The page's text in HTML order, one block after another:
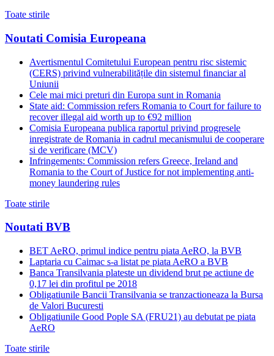
Toate stirile
Noutati Comisia Europeana
Avertismentul Comitetului European pentru risc sistemic
(CERS) privind vulnerabilitățile din sistemul financiar al
Uniunii
Cele mai mici preturi din Europa sunt in Romania
State aid: Commission refers Romania to Court for failure to
recover illegal aid worth up to €92 million
Comisia Europeana publica raportul privind progresele
inregistrate de Romania in cadrul mecanismului de cooperare
si de verificare (MCV)
Infringements: Commission refers Greece, Ireland and
Romania to the Court of Justice for not implementing anti-
money laundering rules
Toate stirile
Noutati BVB
BET AeRO, primul indice pentru piata AeRO, la BVB
Laptaria cu Caimac s-a listat pe piata AeRO a BVB
Banca Transilvania plateste un dividend brut pe actiune de
0,17 lei din profitul pe 2018
Obligatiunile Bancii Transilvania se tranzactioneaza la Bursa
de Valori Bucuresti
Obligatiunile Good Pople SA (FRU21) au debutat pe piata
AeRO
Toate stirile